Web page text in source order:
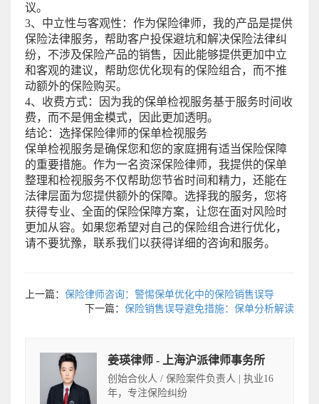
议。
3、中立性与客观性：作为保险律师，我的产品是提供
保险法律服务，帮助客户投保避坑和解决保险法律纠
纷，不涉及保险产品的销售，因此能够提供更加中立
和客观的建议，帮助您优化现有的保险组合，而不推
动额外的保险购买。
4、收费方式：因为我的保单检视服务基于服务时间收
费，而不是佣金模式，因此更加透明。
结论：选择保险律师的保单检视服务
保单检视服务是确保您和您的家庭拥有适当保险保障
的重要措施。作为一名资深保险律师，我提供的保单
整理和检视服务不仅帮助您节省时间和精力，还能在
法律层面为您提供额外的保障。选择我的服务，您将
获得专业、全面的保险保障方案，让您在面对风险时
更加从容。如果您希望对自己的保险组合进行优化，
请不要犹豫，联系我们以获得详细的咨询和服务。
上一篇： 保险律师咨询：警惕保单优化中的保险销售误导
下一篇： 保险销售误导避免措施：保单分析解读
姜瑛律师 - 上海沪派律师事务所
创始合伙人 / 保险案件负责人 | 执业16
年，专注保险纠纷